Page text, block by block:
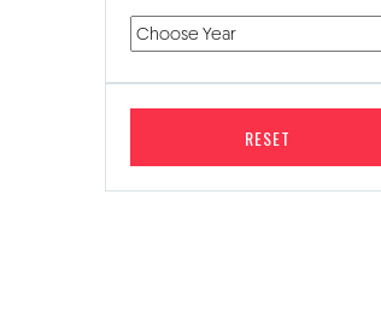
RESET